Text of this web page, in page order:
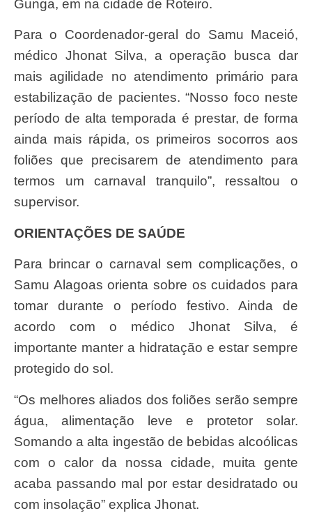
Gunga, em na cidade de Roteiro.
Para o Coordenador-geral do Samu Maceió,
médico Jhonat Silva, a operação busca dar
mais agilidade no atendimento primário para
estabilização de pacientes. “Nosso foco neste
período de alta temporada é prestar, de forma
ainda mais rápida, os primeiros socorros aos
foliões que precisarem de atendimento para
termos um carnaval tranquilo”, ressaltou o
supervisor.
ORIENTAÇÕES DE SAÚDE
Para brincar o carnaval sem complicações, o
Samu Alagoas orienta sobre os cuidados para
tomar durante o período festivo. Ainda de
acordo com o médico Jhonat Silva, é
importante manter a hidratação e estar sempre
protegido do sol.
“Os melhores aliados dos foliões serão sempre
água, alimentação leve e protetor solar.
Somando a alta ingestão de bebidas alcoólicas
com o calor da nossa cidade, muita gente
acaba passando mal por estar desidratado ou
com insolação” explica Jhonat.